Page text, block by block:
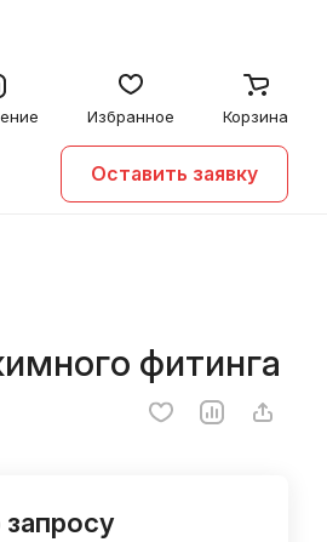
Избранное Корзина
Оставить заявку
фитинга